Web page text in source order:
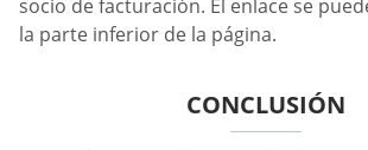
socio de facturación. El enlace se
la parte inferior de la página.
CONCLUSIÓN